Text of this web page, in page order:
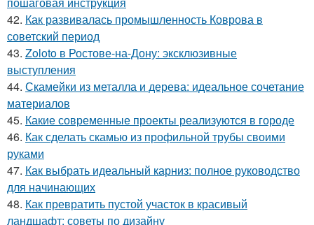
42. Как развивалась промышленность Коврова в
советский период
43. Zoloto в Ростове-на-Дону: эксклюзивные
выступления
44. Скамейки из металла и дерева: идеальное сочетание
материалов
45. Какие современные проекты реализуются в городе
46. Как сделать скамью из профильной трубы своими
руками
47. Как выбрать идеальный карниз: полное руководство
для начинающих
48. Как превратить пустой участок в красивый
ландшафт: советы по дизайну